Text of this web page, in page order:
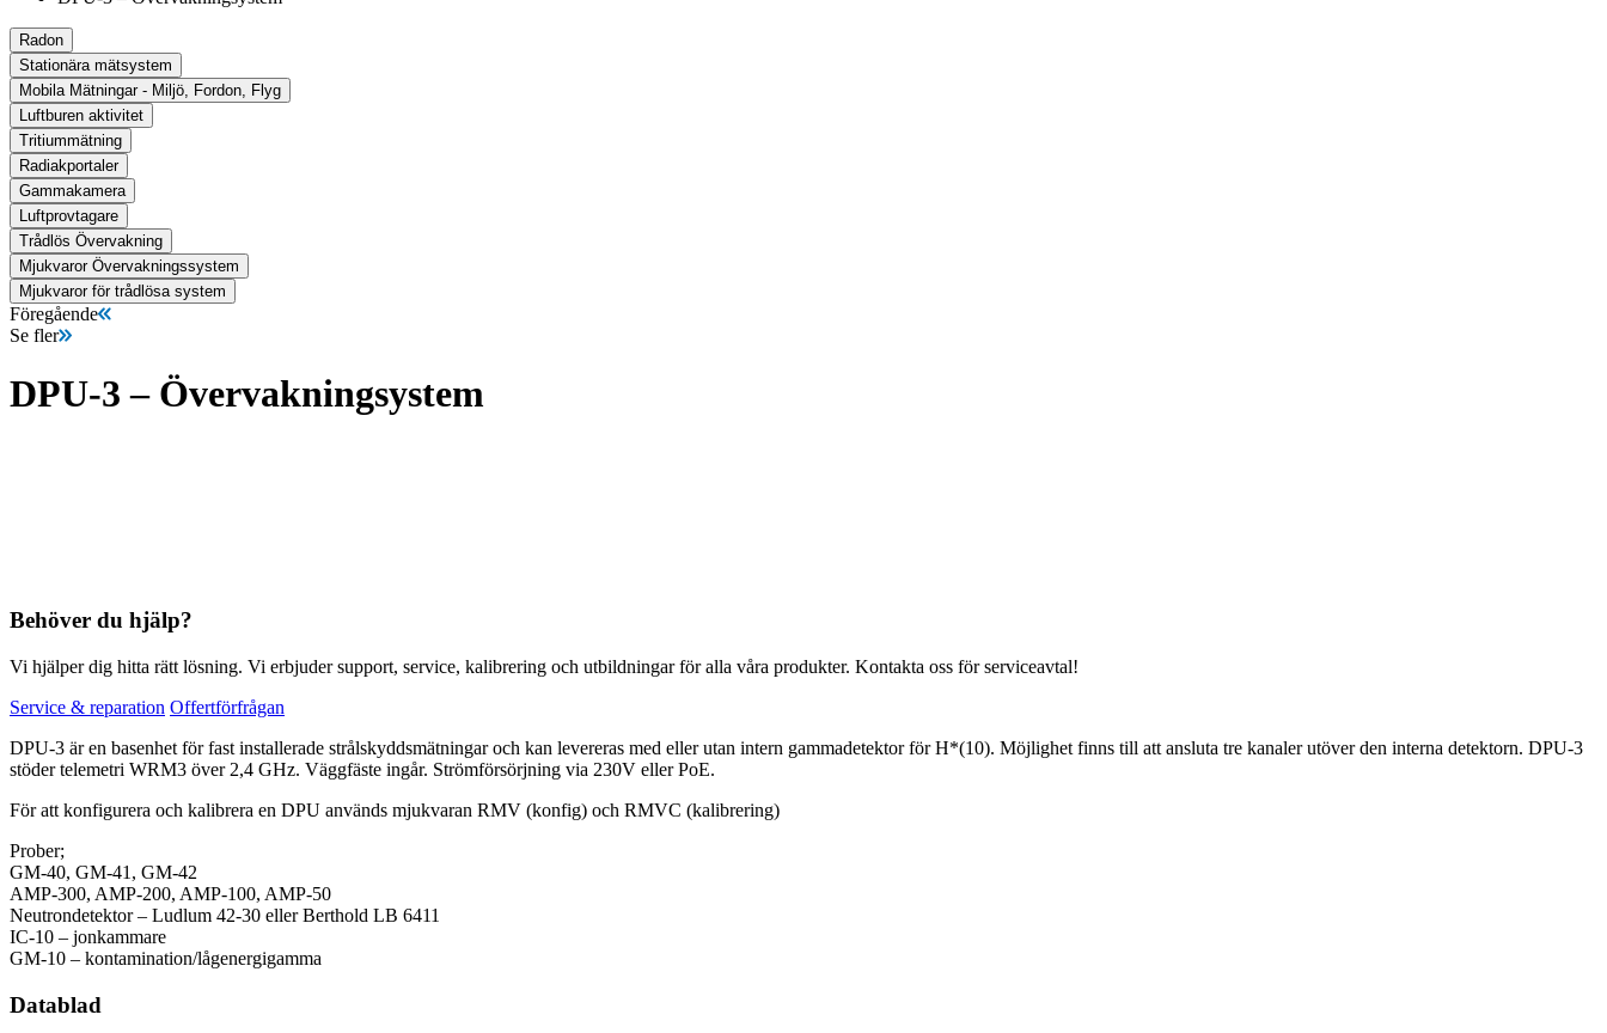
Radon
Stationära mätsystem
Mobila Mätningar - Miljö, Fordon, Flyg
Luftburen aktivitet
Tritiummätning
Radiakportaler
Gammakamera
Luftprovtagare
Trådlös Övervakning
Mjukvaror Övervakningssystem
Mjukvaror för trådlösa system
Föregående
Se fler
DPU-3 – Övervakningsystem
Behöver du hjälp?
Vi hjälper dig hitta rätt lösning. Vi erbjuder support, service, kalibrering och utbildningar för alla våra produkter. Kontakta oss för serviceavtal!
Service & reparation Offertförfrågan
DPU-3 är en basenhet för fast installerade strålskyddsmätningar och kan levereras med eller utan intern gammadetektor för H*(10). Möjlighet finns till att ansluta tre kanaler utöver den interna detektorn. DPU-3
stöder telemetri WRM3 över 2,4 GHz. Väggfäste ingår. Strömförsörjning via 230V eller PoE.
För att konfigurera och kalibrera en DPU används mjukvaran RMV (konfig) och RMVC (kalibrering)
Prober;
GM-40, GM-41, GM-42
AMP-300, AMP-200, AMP-100, AMP-50
Neutrondetektor – Ludlum 42-30 eller Berthold LB 6411
IC-10 – jonkammare
GM-10 – kontamination/lågenergigamma
Datablad